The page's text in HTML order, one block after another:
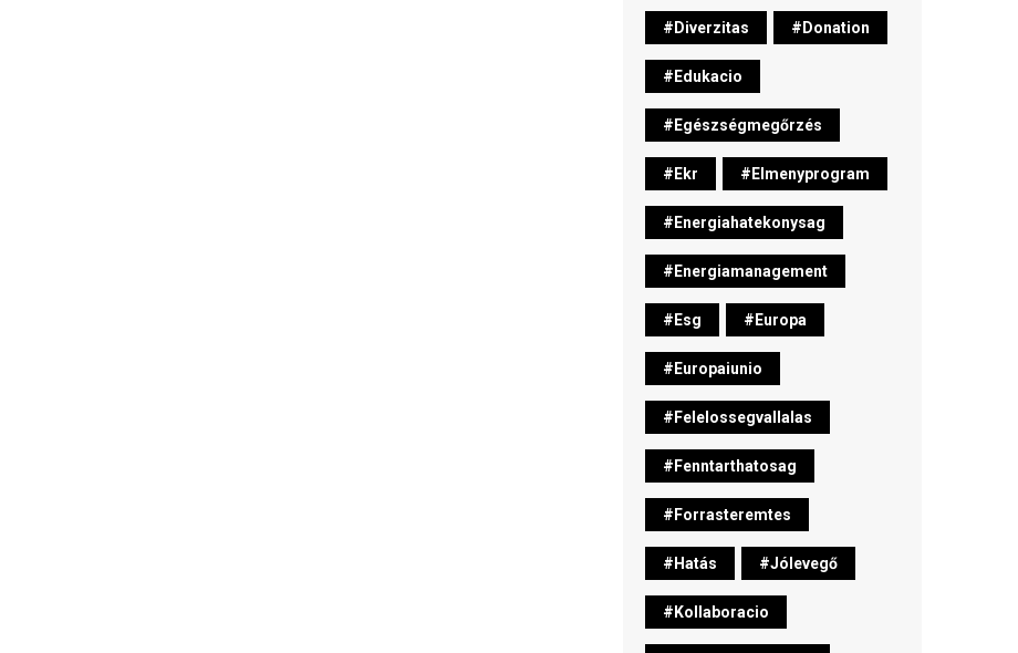
#diverzitas #donation
#edukacio
#egészségmegőrzés
#ekr #elmenyprogram
#energiahatekonysag
#energiamanagement
#esg #europa
#europaiunio
#felelossegvallalas
#fenntarthatosag
#forrasteremtes
#hatás #jólevegő
#kollaboracio